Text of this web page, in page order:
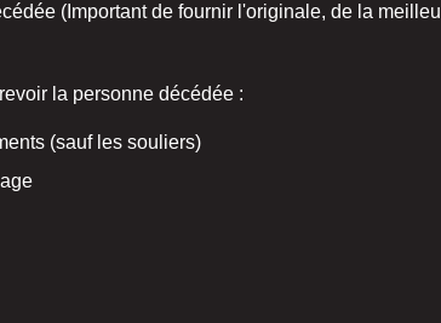
(Important de fournir l'originale, de la
la personne décédée :
(sauf les souliers)